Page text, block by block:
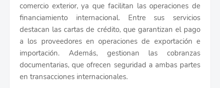
comercio exterior, ya que facilitan las operaciones de
financiamiento internacional. Entre sus servicios
destacan las cartas de crédito, que garantizan el pago
a los proveedores en operaciones de exportación e
importación. Además, gestionan las cobranzas
documentarias, que ofrecen seguridad a ambas partes
en transacciones internacionales.